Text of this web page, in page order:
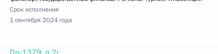
Срок исполнения
1 сентября 2024 года